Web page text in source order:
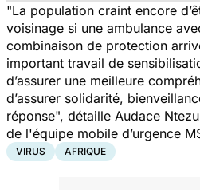
"La population craint encore
voisinage si une ambulance
combinaison de protection
important travail de
d’assurer une meilleure
d’assurer solidarité,
réponse", détaille Audace
de l'équipe mobile d’urgence
VIRUS AFRIQUE